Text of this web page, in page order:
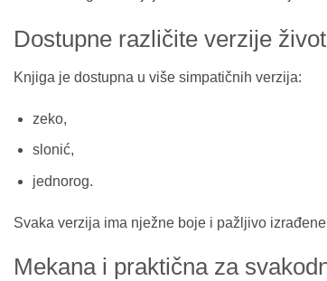
Dostupne različite verzije
Knjiga je dostupna u više simpatičnih verzija:
zeko,
slonić,
jednorog.
Svaka verzija ima nježne boje i pažljivo
Mekana i praktična za